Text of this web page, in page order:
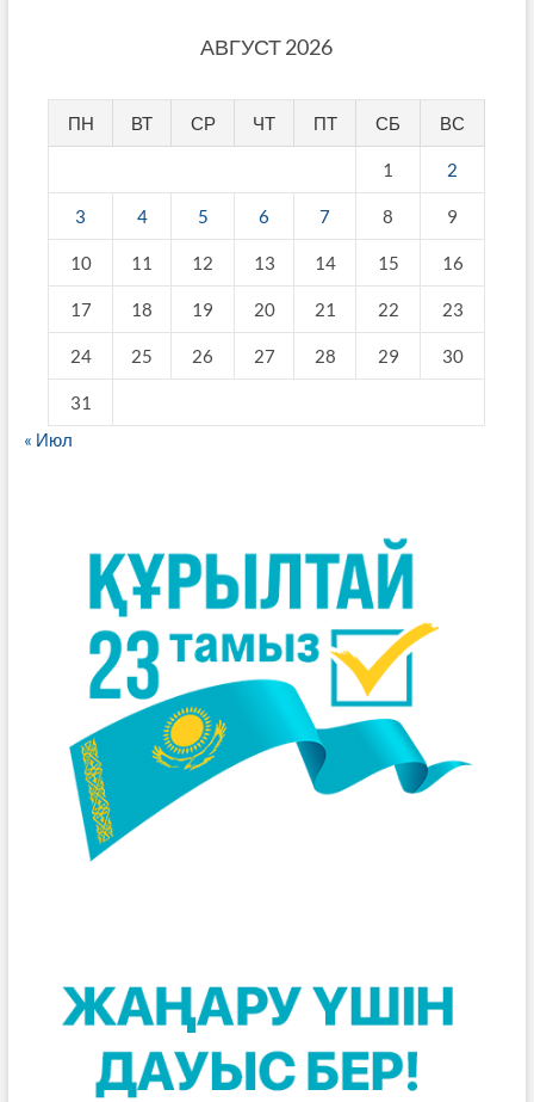
АВГУСТ 2026
ПН ВТ СР ЧТ ПТ СБ ВС
1 2
3 4 5 6 7 8 9
10 11 12 13 14 15 16
17 18 19 20 21 22 23
24 25 26 27 28 29 30
31
« Июл